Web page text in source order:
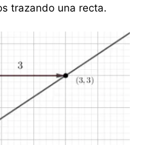
trazando una recta.